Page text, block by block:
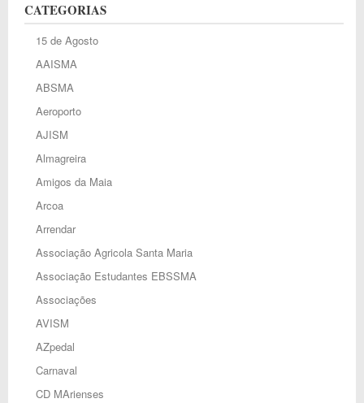
CATEGORIAS
15 de Agosto
AAISMA
ABSMA
Aeroporto
AJISM
Almagreira
Amigos da Maia
Arcoa
Arrendar
Associação Agricola Santa Maria
Associação Estudantes EBSSMA
Associações
AVISM
AZpedal
Carnaval
CD MArienses